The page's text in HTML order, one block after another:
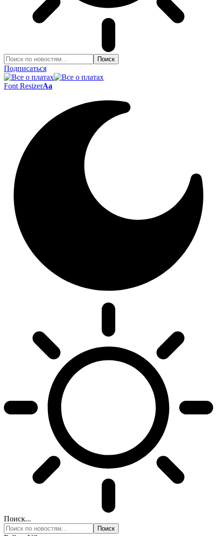
Подписаться
Font ResizerAa
Поиск...